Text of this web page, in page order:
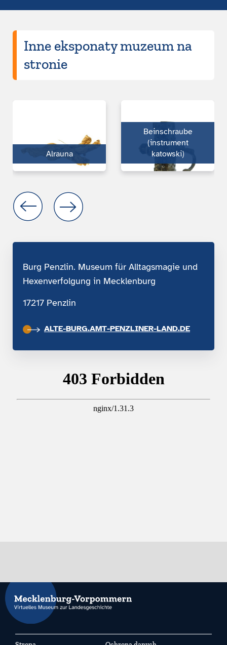
Inne eksponaty muzeum na
stronie
Alrauna
Beinschraube
(instrument
katowski)
Burg Penzlin. Museum für Alltagsmagie und
Hexenverfolgung in Mecklenburg
17217 Penzlin
ALTE-BURG.AMT-PENZLINER-LAND.DE